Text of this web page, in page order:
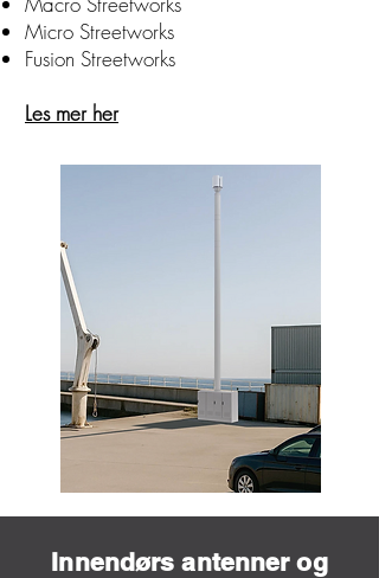
Micro Streetworks
Fusion Streetworks
Les mer her
Innendørs antenner og